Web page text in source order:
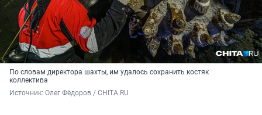
По словам директора шахты, им удалось сохранить костяк
коллектива
Источник: Олег Фёдоров / CHITA.RU